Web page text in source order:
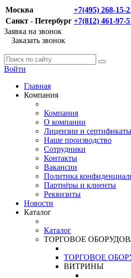
Москва
+7(495) 268-15-
Санкт - Петербург +7(812) 461-97-
Заявка на звонок
Заказать звонок
Войти
Главная
Компания
Компания
О компании
Лицензии и сертификаты
Наше производство
Сотрудники
Контакты
Вакансии
Политика
Партнёры и клиенты
Реквизиты
Новости
Каталог
Каталог
ТОРГОВОЕ
ТОРГОВОЕ
ВИТРИНЫ